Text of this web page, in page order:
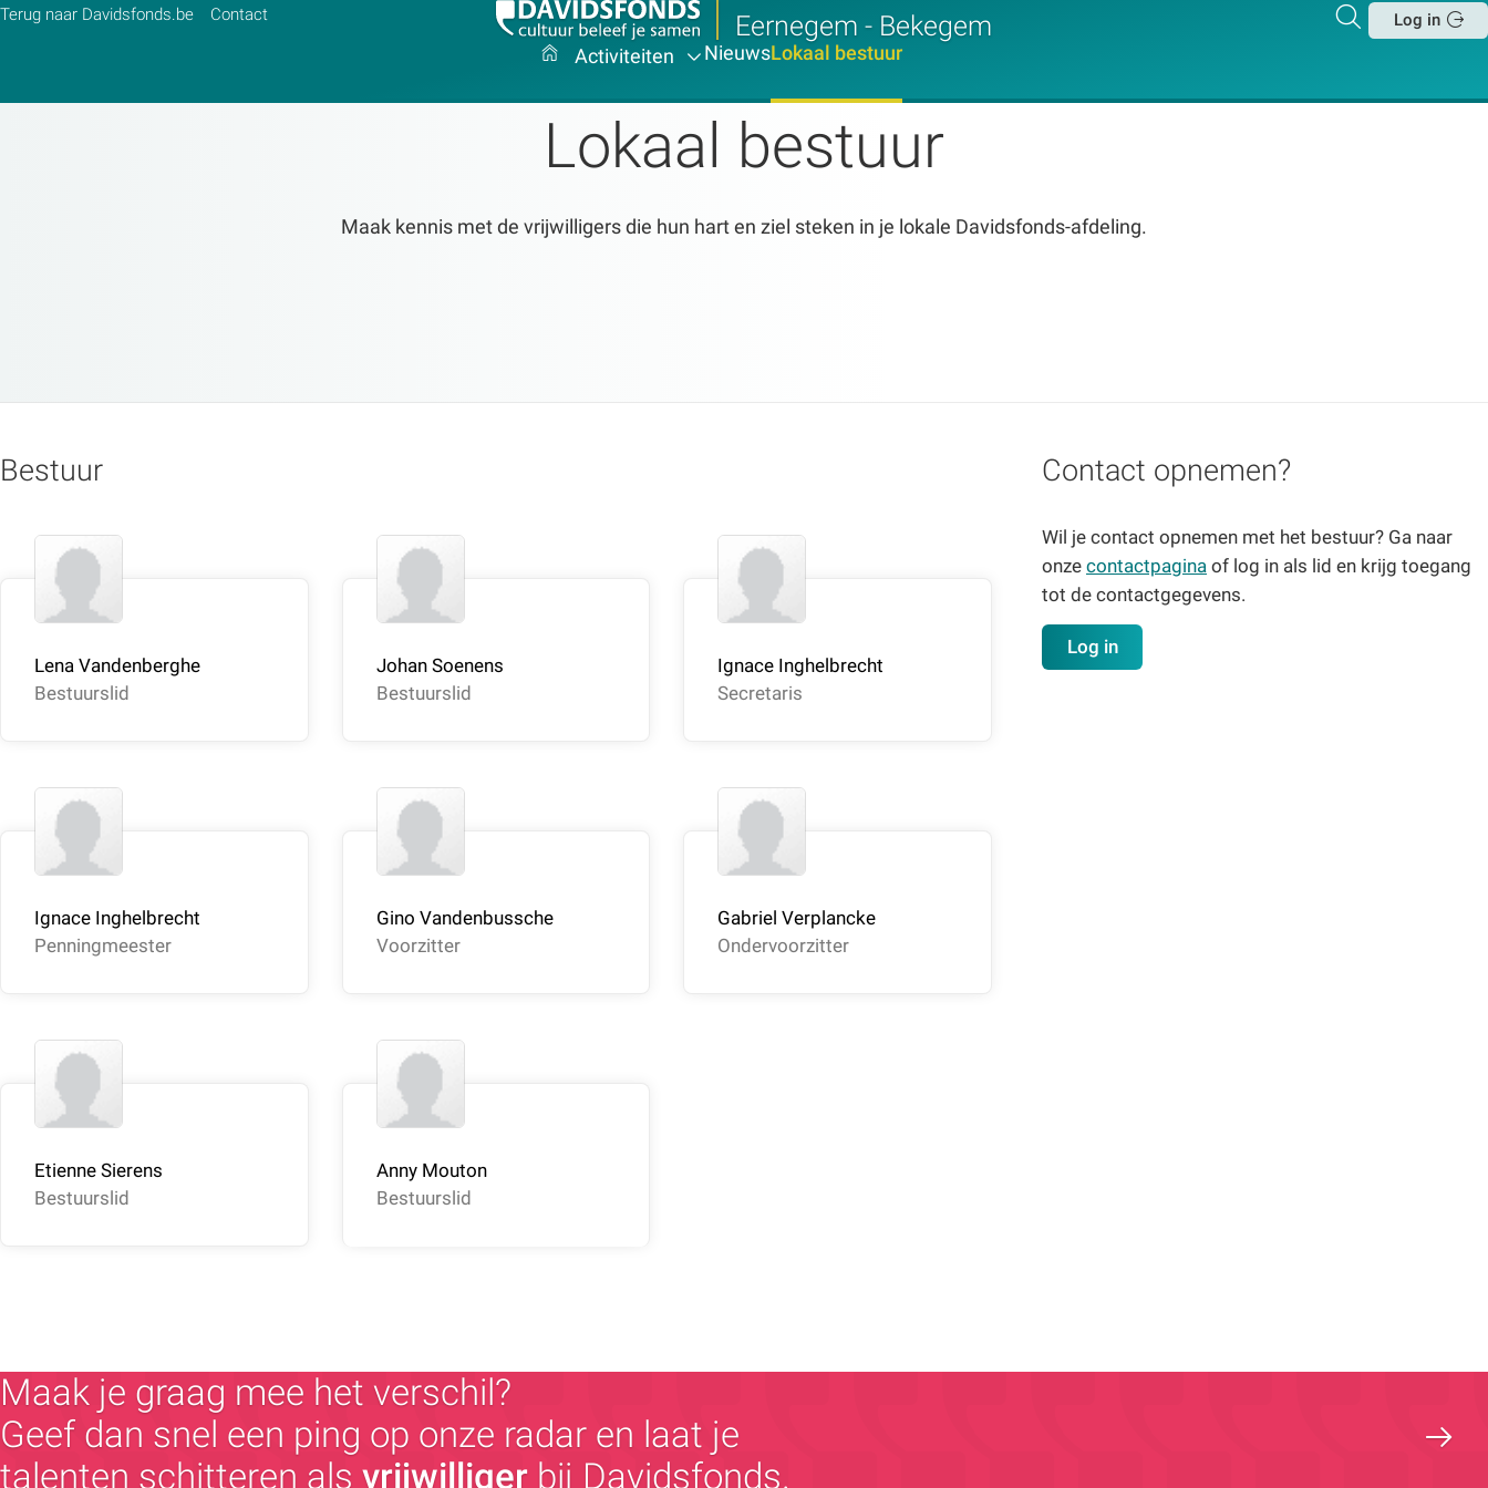
Terug naar Davidsfonds.be Contact Eernegem - Bekegem Zoeken
Log in
Activiteiten NieuwsLokaal bestuur
Lokaal bestuur
Maak kennis met de vrijwilligers die hun hart en ziel steken in je lokale Davidsfonds-afdeling.
Bestuur
Lena Vandenberghe
Bestuurslid
Johan Soenens
Bestuurslid
Ignace Inghelbrecht
Secretaris
Ignace Inghelbrecht
Penningmeester
Gino Vandenbussche
Voorzitter
Gabriel Verplancke
Ondervoorzitter
Etienne Sierens
Bestuurslid
Anny Mouton
Bestuurslid
Contact opnemen?
Wil je contact opnemen met het bestuur? Ga naar
onzecontactpagina of log in als lid en krijg toegang
tot de contactgegevens.
Log in
Maak je graag mee het verschil?
Geef dan snel een ping op onze radar en laat je
talenten schitteren als vrijwilliger bij Davidsfonds.